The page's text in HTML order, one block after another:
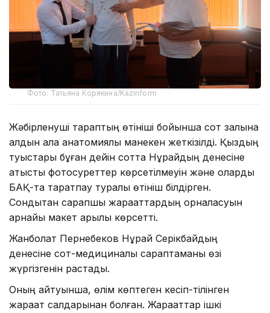
Фото: Татьяна Корякина/Kazinform
Жәбірленуші тараптың өтініші бойынша сот залына
алдын ала анатомиялық манекен жеткізілді. Қыздың
туыстары бұған дейін сотта Нұрайдың денесіне
қатысты фотосуреттер көрсетілмеуін және оларды
БАҚ-та таратпау туралы өтініш білдірген.
Сондықтан сарапшы жарақаттардың орналасуын
арнайы макет арқылы көрсетті.
Жанболат Пернебеков Нұрай Серікбайдың
денесіне сот-медициналық сараптаманы өзі
жүргізгенін растады.
Оның айтуынша, өлім көптеген кесіп-тілінген
жарақат салдарынан болған. Жарақаттар ішкі